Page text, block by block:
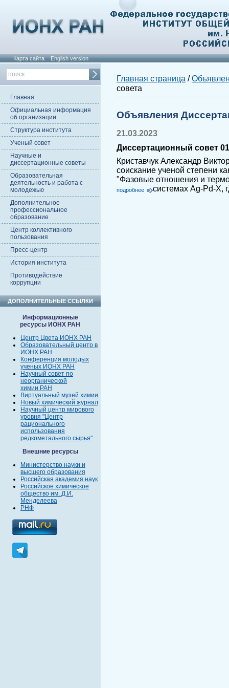
Карта сайта English version
Главная
Официальная информация
об организации
Структура института
Ученый совет
Научные и
диссертационные советы
Образовательная
деятельность и работа с
молодежью
Дополнительное
профессиональное
образование
Центр коллективного
пользования
Пресс-центр
История института
Противодействие
коррупции
ДОПОЛНИТЕЛЬНЫЕ ССЫЛКИ
Информационные
ресурсы ИОНХ РАН
Центр Цвета ИОНХ РАН
Образовательный центр в
ИОНХ РАН
Конференция молодых
ученых ИОНХ РАН
Научный совет по
неорганической
химии РАН
Виртуальный музей химии
Новый химический журнал
Научный центр мирового
уровня "Центр
рационального
использования
редкометального сырья"
Внешние ресурсы
Министерство науки и
высшего образования
Российская академия наук
Российское химическое
общество им. Д.И.
Менделеева
РНФ
Главная страница /
совета
Объявления
21.03.2023
Диссертационный совет
Криставчук Александр
соискание ученой степени
"Фазовые отношения и
системах Ag-Pd-X,
подробнее